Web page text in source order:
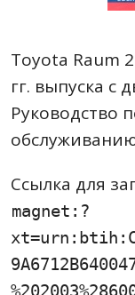
Toyota Raum
гг. выпуска c
Руководство
Ссылка для
magnet:?